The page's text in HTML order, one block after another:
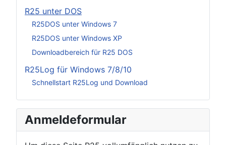
R25 unter DOS
R25DOS unter Windows 7
R25DOS unter Windows XP
Downloadbereich für R25 DOS
R25Log für Windows 7/8/10
Schnellstart R25Log und Download
Anmeldeformular